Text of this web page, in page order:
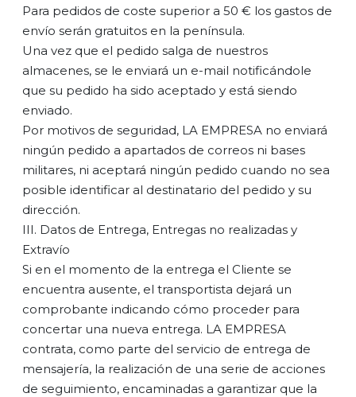
Para pedidos de coste superior a 50 € los gastos de
envío serán gratuitos en la península.
Una vez que el pedido salga de nuestros
almacenes, se le enviará un e-mail notificándole
que su pedido ha sido aceptado y está siendo
enviado.
Por motivos de seguridad, LA EMPRESA no enviará
ningún pedido a apartados de correos ni bases
militares, ni aceptará ningún pedido cuando no sea
posible identificar al destinatario del pedido y su
dirección.
III. Datos de Entrega, Entregas no realizadas y
Extravío
Si en el momento de la entrega el Cliente se
encuentra ausente, el transportista dejará un
comprobante indicando cómo proceder para
concertar una nueva entrega. LA EMPRESA
contrata, como parte del servicio de entrega de
mensajería, la realización de una serie de acciones
de seguimiento, encaminadas a garantizar que la